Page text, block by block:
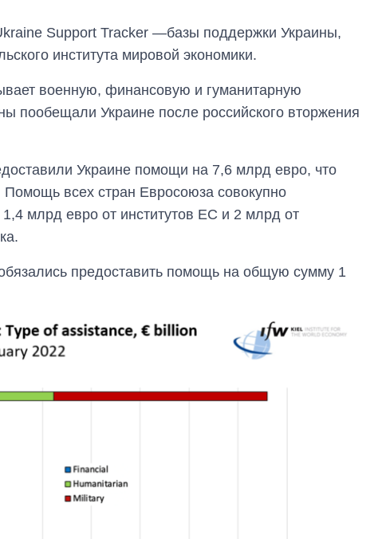
Support Tracker —базы поддержки Украины,
института мировой экономики.
военную, финансовую и гуманитарную
пообещали Украине после российского вторжения
Украине помощи на 7,6 млрд евро, что
всех стран Евросоюза совокупно
млрд евро от институтов ЕС и 2 млрд от
предоставить помощь на общую сумму 1
обороны за 13 лет